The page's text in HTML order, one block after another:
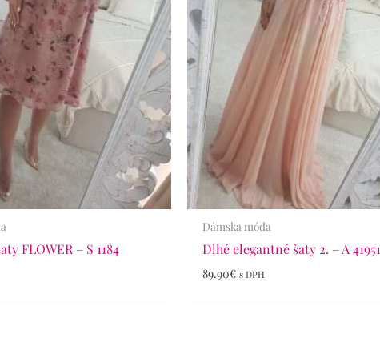
FLOWER – S 1184
Dámska móda
Dlhé elegantné šaty 2. – A 41951
89.90€ s DPH